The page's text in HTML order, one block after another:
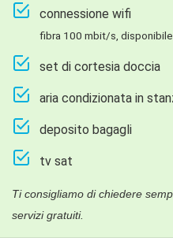
connessione wifi
fibra 100 mbit/s,
set di cortesia doccia
aria condizionata in
deposito bagagli
tv sat
Ti consigliamo di chiedere
servizi gratuiti.